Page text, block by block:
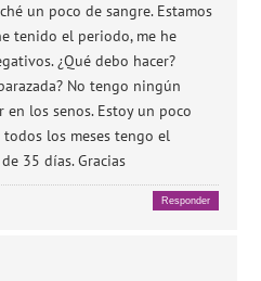
un poco de sangre. Estamos
tenido el periodo, me he
¿Qué debo hacer?
No tengo ningún
los senos. Estoy un poco
los meses tengo el
35 días. Gracias
Responder